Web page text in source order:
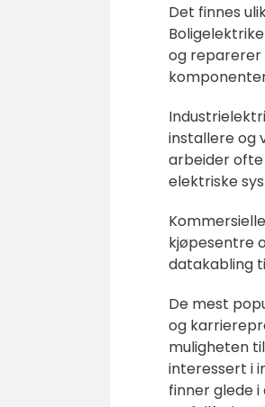
Det finnes
og reparerer
installere og
arbeider
elektriske
kjøpesentre
datakabling
De mest
og
muligheten
interessert i
finner glede